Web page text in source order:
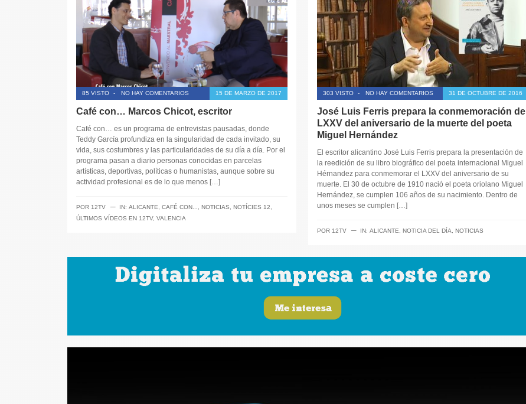
85 VISTO - NO HAY COMENTARIOS 15 DE MARZO DE 2017
Café con… Marcos Chicot, escritor
Café con… es un programa de entrevistas pausadas, donde
Teddy García profundiza en la singularidad de cada invitado, su
vida, sus costumbres y las particularidades de su día a día. Por el
programa pasan a diario personas conocidas en parcelas
artísticas, deportivas, políticas o humanistas, aunque sobre su
actividad profesional es de lo que menos […]
POR 12TV ─ IN: ALICANTE CAFÉ CON... NOTICIAS NOTÍCIES 12
ÚLTIMOS VÍDEOS EN 12TV, VALENCIA
303 VISTO - NO HAY COMENTARIOS 31 DE OCTUBRE DE 2016
José Luis Ferris prepara la conmemoración del
LXXV del aniversario de la muerte del poeta
Miguel Hernández
El escritor alicantino José Luis Ferris prepara la presentación de
la reedición de su libro biográfico del poeta internacional Miguel
Hérnandez para conmemorar el LXXV del aniversario de su
muerte. El 30 de octubre de 1910 nació el poeta oriolano Miguel
Hernández, se cumplen 106 años de su nacimiento. Dentro de
unos meses se cumplen […]
POR 12TV ─ IN: ALICANTE NOTICIA DEL DÍA NOTICIAS